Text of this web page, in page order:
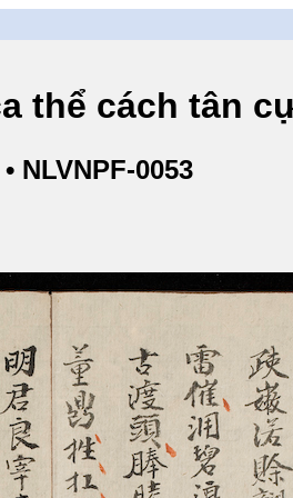
thể cách tân
NLVNPF-0053